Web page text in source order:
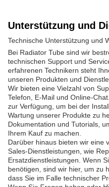
Unterstützung und
Technische Unterstützung und
Bei Radiator Tube sind wir
technischen Support und
erfahrenen Technikern steht
unseren Produkten und
Wir bieten eine Vielzahl von
Telefon, E-Mail und Online-
zur Verfügung, um bei der
Wartung unserer Produkte zu
Dokumentation und Tutorials,
Ihrem Kauf zu machen.
Darüber hinaus bieten wir eine
Sales-Dienstleistungen, wie
Ersatzdienstleistungen. Wenn
benötigen, sind wir hier, um zu
dass Sie im Falle technischer